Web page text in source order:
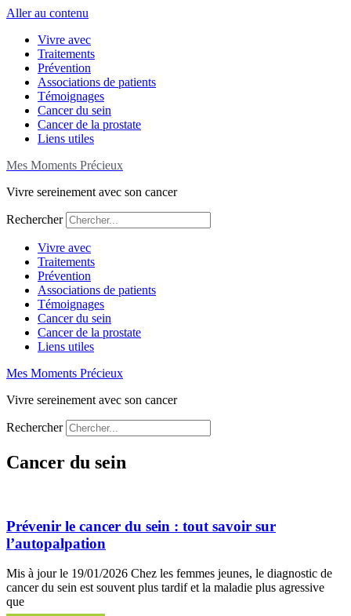
Aller au contenu
Vivre avec
Traitements
Prévention
Associations de patients
Témoignages
Cancer du sein
Cancer de la prostate
Liens utiles
Mes Moments Précieux
Vivre sereinement avec son cancer
Rechercher
Vivre avec
Traitements
Prévention
Associations de patients
Témoignages
Cancer du sein
Cancer de la prostate
Liens utiles
Mes Moments Précieux
Vivre sereinement avec son cancer
Rechercher
Cancer du sein
Prévenir le cancer du sein : tout savoir sur
l’autopalpation
Mis à jour le 19/01/2026 Chez les femmes jeunes, le diagnostic de
cancer du sein est souvent plus tardif et la maladie plus agressive
que